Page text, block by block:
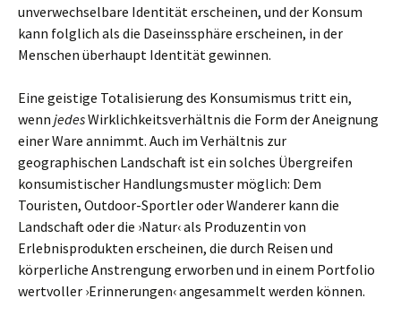
unverwechselbare Identität erscheinen, und der Konsum
kann folglich als die Daseinssphäre erscheinen, in der
Menschen überhaupt Identität gewinnen.
Eine geistige Totalisierung des Konsumismus tritt ein,
wenn jedesWirklichkeitsverhältnis die Form der Aneignung
einer Ware annimmt. Auch im Verhältnis zur
geographischen Landschaft ist ein solches Übergreifen
konsumistischer Handlungsmuster möglich: Dem
Touristen, Outdoor-Sportler oder Wanderer kann die
Landschaft oder die ›Natur‹ als Produzentin von
Erlebnisprodukten erscheinen, die durch Reisen und
körperliche Anstrengung erworben und in einem Portfolio
wertvoller ›Erinnerungen‹ angesammelt werden können.